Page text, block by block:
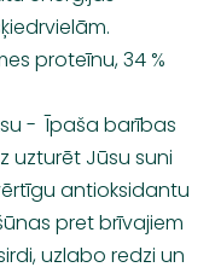
proteīnu, 34 %
- Īpaša barības
uzturēt Jūsu suni
antioksidantu
pret brīvajiem
uzlabo redzi un